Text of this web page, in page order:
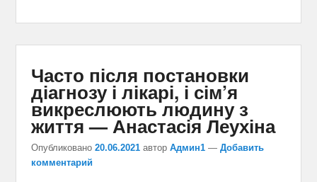
Часто після постановки
діагнозу і лікарі, і сім’я
викреслюють людину з
життя — Анастасія Леухіна
Опубликовано 20.06.2021 автор Админ1 — Добавить
комментарий